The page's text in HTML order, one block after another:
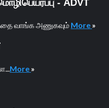
- ADVT
வாங்க அணுகவும் More »
More »